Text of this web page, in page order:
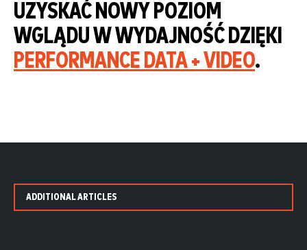
UZYSKAĆ NOWY POZIOM
WGLĄDU W WYDAJNOŚĆ DZIĘKI
PERFORMANCE DATA + VIDEO.
ADDITIONAL ARTICLES